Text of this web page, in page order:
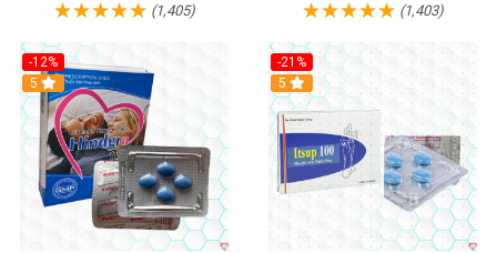
(1,405) (1,403)
-12%
5
-21%
5